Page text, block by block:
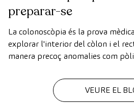
preparar-se
La colonoscòpia és la prova
explorar l'interior del còlon i el
manera precoç anomalies com
VEURE EL